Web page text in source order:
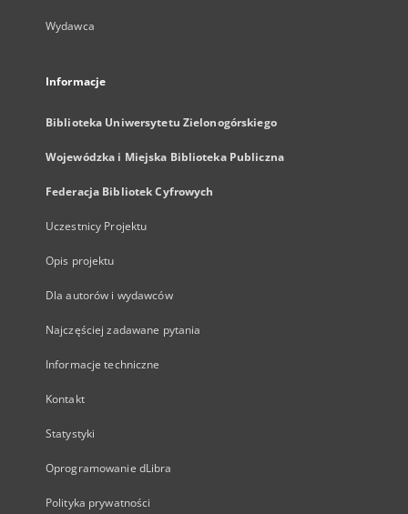
Wydawca
Informacje
Biblioteka Uniwersytetu Zielonogórskiego
Wojewódzka i Miejska Biblioteka Publiczna
Federacja Bibliotek Cyfrowych
Uczestnicy Projektu
Opis projektu
Dla autorów i wydawców
Najczęściej zadawane pytania
Informacje techniczne
Kontakt
Statystyki
Oprogramowanie dLibra
Polityka prywatności